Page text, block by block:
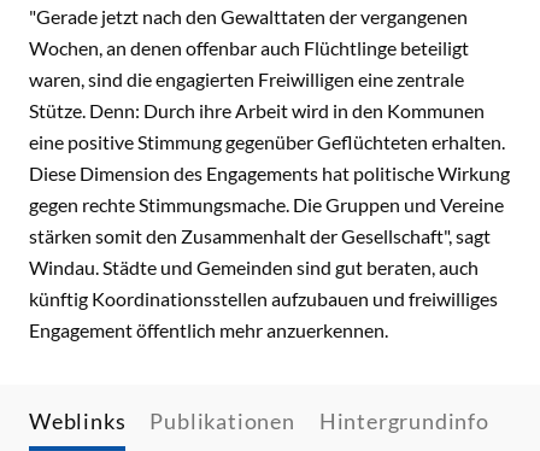
"Gerade jetzt nach den Gewalttaten der vergangenen
Wochen, an denen offenbar auch Flüchtlinge beteiligt
waren, sind die engagierten Freiwilligen eine zentrale
Stütze. Denn: Durch ihre Arbeit wird in den Kommunen
eine positive Stimmung gegenüber Geflüchteten erhalten.
Diese Dimension des Engagements hat politische Wirkung
gegen rechte Stimmungsmache. Die Gruppen und Vereine
stärken somit den Zusammenhalt der Gesellschaft", sagt
Windau. Städte und Gemeinden sind gut beraten, auch
künftig Koordinationsstellen aufzubauen und freiwilliges
Engagement öffentlich mehr anzuerkennen.
Weblinks Publikationen Hintergrundinfo